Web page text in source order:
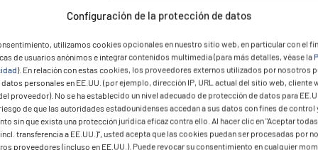
Configuración de la protección de datos
utilizamos cookies opcionales en nuestro sitio web, en particular con el
de usuarios anónimos e integrar contenidos multimedia (para más detalles, véase la
). En relación con estas cookies, los proveedores externos utilizados por nosotros
personales en EE.UU. (por ejemplo, dirección IP, URL actual del sitio web, cliente
proveedor). No se ha establecido un nivel adecuado de protección de datos para
de que las autoridades estadounidenses accedan a sus datos con fines de control
sin que exista una protección jurídica eficaz contra ello. Al hacer clic en "Aceptar
transferencia a EE.UU.)", usted acepta que las cookies puedan ser procesadas por
proveedores (incluso en EE.UU.). Puede revocar su consentimiento en cualquier
problemas aparecen durante el
y el escalado
diarias, muchas plataformas parecen
críticas suelen hacerse visibles únicamente
se redistribuyen aplicaciones o se ajustan